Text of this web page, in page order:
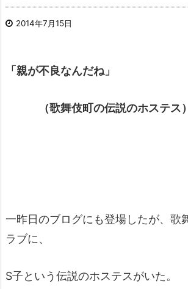
2014年7月15日
「親が不良なんだね」
（歌舞伎町の伝説のホステス）
一昨日のブログにも登場したが、歌
ラブに、
S子という伝説のホステスがいた。